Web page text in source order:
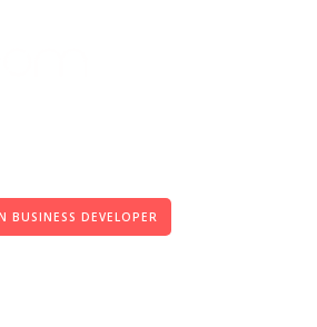
BUSINESS DEVELOPER